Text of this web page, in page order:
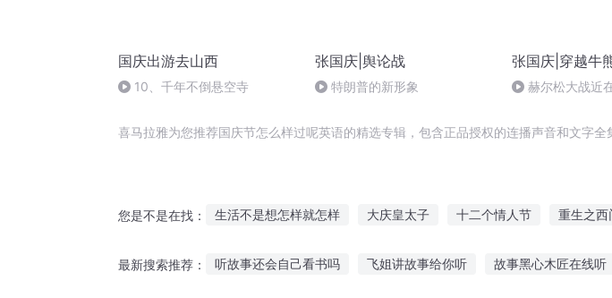
国庆出游去山西
10、千年不倒悬空寺
张国庆|舆论战
特朗普的新形象
张国庆|穿越牛
赫尔松大战近
喜马拉雅为您推荐国庆节怎么样过呢英语的精选专辑，包含正品授权的连播声音和文字全
您是不是在找： 生活不是想怎样就怎样 大庆皇太子 十二个情人节 重生之西
最新搜索推荐： 听故事还会自己看书吗 飞姐讲故事给你听 故事黑心木匠在线听